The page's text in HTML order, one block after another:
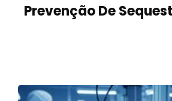
Prevenção De